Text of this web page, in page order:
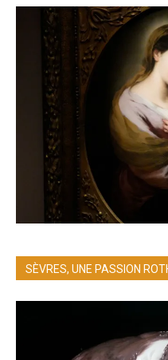
SÈVRES, UNE PASSION